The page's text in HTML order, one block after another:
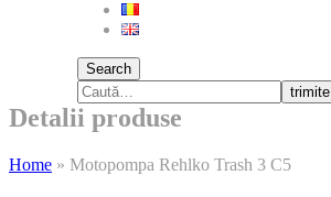
Search
trimite
Detalii produse
Home » Motopompa Rehlko Trash 3 C5